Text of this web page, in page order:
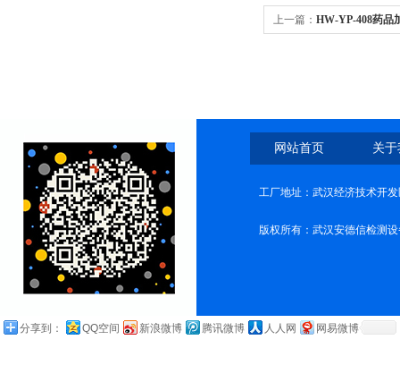
上一篇： HW-YP-408药品
网站首页 关
工厂地址：武汉经济技术开
版权所有：武汉安德信检测
分享到： QQ空间 新浪微博 腾讯微博 人人网 网易微博